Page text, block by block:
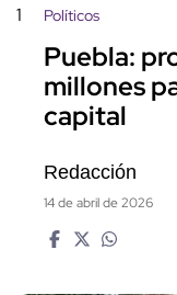
1 Políticos
Puebla:
millones
capital
Redacción
14 de abril de 2026